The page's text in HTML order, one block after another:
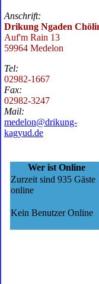
Anschrift:
Drikung Ngaden
Auf'm Rain 13
59964 Medelon
Tel:
02982-1667
Fax:
02982-3247
Mail:
medelon@drikung-
kagyud.de
Wer ist Online
Zurzeit sind 935 Gäste
online
Kein Benutzer Online